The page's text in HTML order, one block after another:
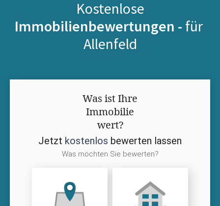
Kostenlose
Immobilienbewertungen - für
Allenfeld
Was ist Ihre
Immobilie
wert?
Jetzt kostenlos bewerten lassen
Was möchten Sie bewerten?